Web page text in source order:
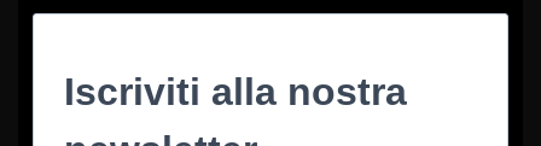
Iscriviti alla nostra